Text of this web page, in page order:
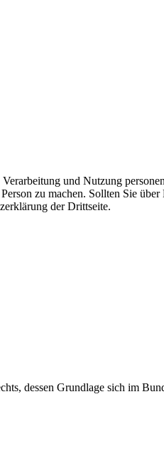
und Nutzung
zu machen. Sollten Sie
der Drittseite.
dessen Grundlage sich im